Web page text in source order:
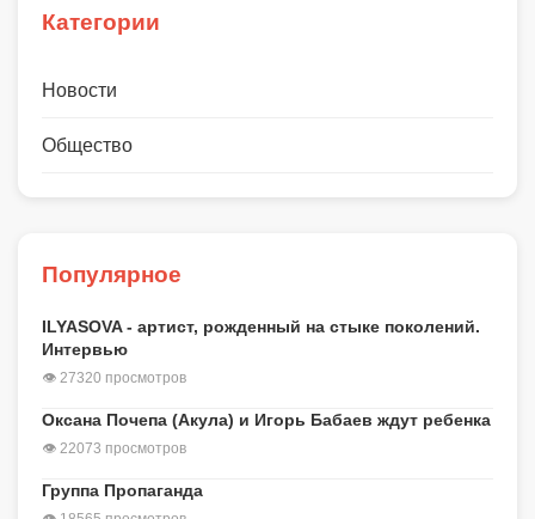
Категории
Новости
Общество
Популярное
ILYASOVA - артист, рожденный на стыке поколений.
Интервью
👁 27320 просмотров
Оксана Почепа (Акула) и Игорь Бабаев ждут ребенка
👁 22073 просмотров
Группа Пропаганда